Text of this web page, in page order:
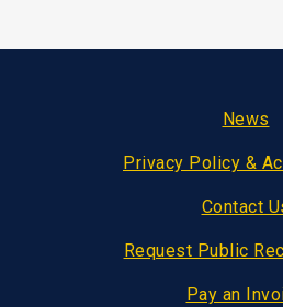
News
Privacy Policy &
Contact
Request Public
Pay an